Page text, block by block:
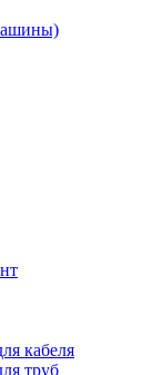
кабеля
труб